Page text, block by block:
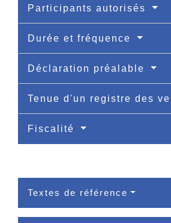
Participants autorisés
Durée et fréquence
Déclaration préalable
Tenue d'un registre des
Fiscalité
Textes de référence